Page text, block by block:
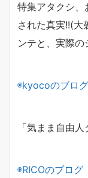
特集アタクシ、
された真実!!(大
ンテと、実際の
◉kyocoのブログ
「気まま自由
◉RICOのブログ